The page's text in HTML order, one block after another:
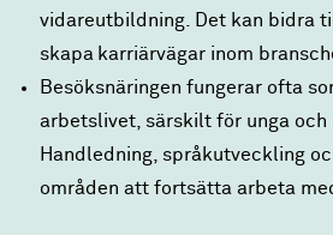
vidareutbildning. Det kan bidra
skapa karriärvägar inom
Besöksnäringen fungerar ofta
arbetslivet, särskilt för unga och
Handledning, språkutveckling
områden att fortsätta arbeta